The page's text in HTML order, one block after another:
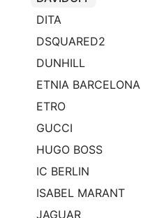
DITA
DSQUARED2
DUNHILL
ETNIA BARCELONA
ETRO
GUCCI
HUGO BOSS
IC BERLIN
ISABEL MARANT
JAGUAR